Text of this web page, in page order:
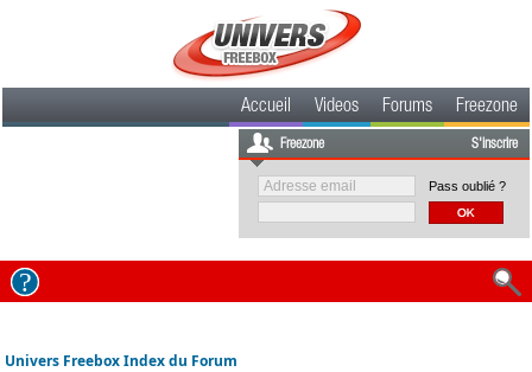
Accueil Videos Forums Freezone
Freezone S'inscrire
Pass oublié ?
Univers Freebox Index du Forum